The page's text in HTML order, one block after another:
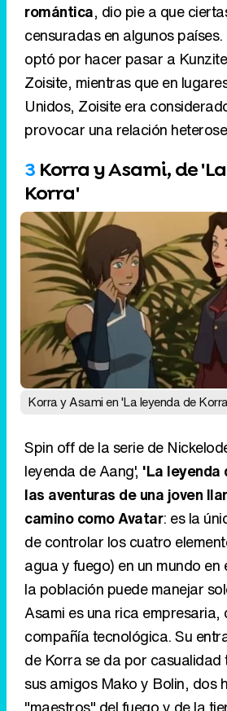
romántica, dio pie a que
censuradas en algunos
optó por hacer pasar a
Zoisite, mientras que en
Unidos, Zoisite era
provocar una relación
3 Korra y Asami, de
Korra'
Korra y Asami en 'La leyenda de
Spin off de la serie de
leyenda de Aang', 'La leyenda
las aventuras de una joven
camino como Avatar: es la
de controlar los cuatro
agua y fuego) en un mundo en
la población puede manejar
Asami es una rica empresaria,
compañía tecnológica. Su
de Korra se da por
sus amigos Mako y Bolin, dos
"maestros" del fuego y de la